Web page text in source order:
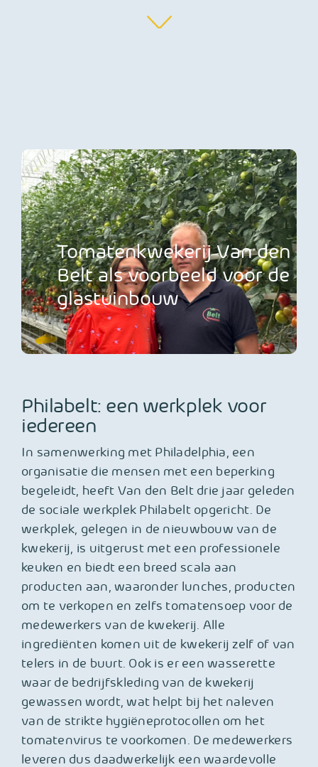
Tomatenkwekerij Van den
Belt als voorbeeld voor de
glastuinbouw
Philabelt: een werkplek voor
iedereen
In samenwerking met Philadelphia, een
organisatie die mensen met een beperking
begeleidt, heeft Van den Belt drie jaar geleden
de sociale werkplek Philabelt opgericht. De
werkplek, gelegen in de nieuwbouw van de
kwekerij, is uitgerust met een professionele
keuken en biedt een breed scala aan
producten aan, waaronder lunches, producten
om te verkopen en zelfs tomatensoep voor de
medewerkers van de kwekerij. Alle
ingrediënten komen uit de kwekerij zelf of van
telers in de buurt. Ook is er een wasserette
waar de bedrijfskleding van de kwekerij
gewassen wordt, wat helpt bij het naleven
van de strikte hygiëneprotocollen om het
tomatenvirus te voorkomen. De medewerkers
leveren dus daadwerkelijk een waardevolle